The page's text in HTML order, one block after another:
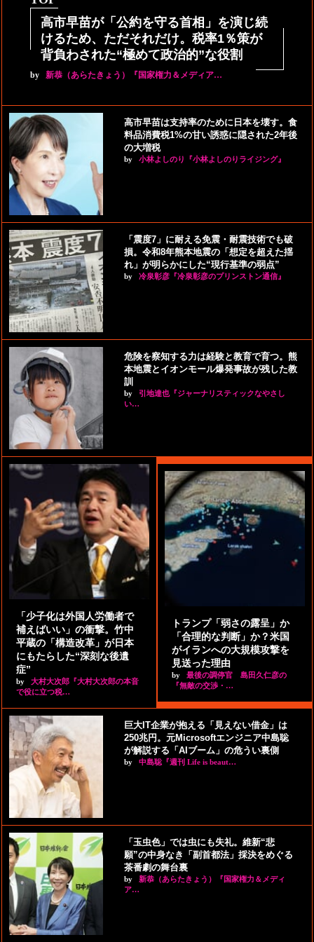
高市早苗が「公約を守る首相」を演じ続
けるため、ただそれだけ。税率1％策が
背負わされた“極めて政治的”な役割
by 新恭（あらたきょう）『国家権力＆メディア…
高市早苗は支持率のために日本を壊す。食
料品消費税1%の甘い誘惑に隠された2年後
の大増税
by 小林よしのり『小林よしのりライジング』
「震度7」に耐える免震・耐震技術でも破
損。令和8年熊本地震の「想定を超えた揺
れ」が明らかにした“現行基準の弱点”
by 冷泉彰彦『冷泉彰彦のプリンストン通信』
危険を察知する力は経験と教育で育つ。熊
本地震とイオンモール爆発事故が残した教
訓
by
引地達也『ジャーナリスティックなやさし
い…
「少子化は外国人労働者で
補えばいい」の衝撃。竹中
平蔵の「構造改革」が日本
にもたらした“深刻な後遺
症”
by
大村大次郎『大村大次郎の本音
で役に立つ税…
トランプ「弱さの露呈」か
「合理的な判断」か？米国
がイランへの大規模攻撃を
見送った理由
by
最後の調停官 島田久仁彦の
『無敵の交渉・…
巨大IT企業が抱える「見えない借金」は
250兆円。元Microsoftエンジニア中島聡
が解説する「AIブーム」の危うい裏側
by 中島聡『週刊 Life is beaut…
「玉虫色」では虫にも失礼。維新“悲
願”の中身なき「副首都法」採決をめぐる
茶番劇の舞台裏
by
新恭（あらたきょう）『国家権力＆メディ
ア…